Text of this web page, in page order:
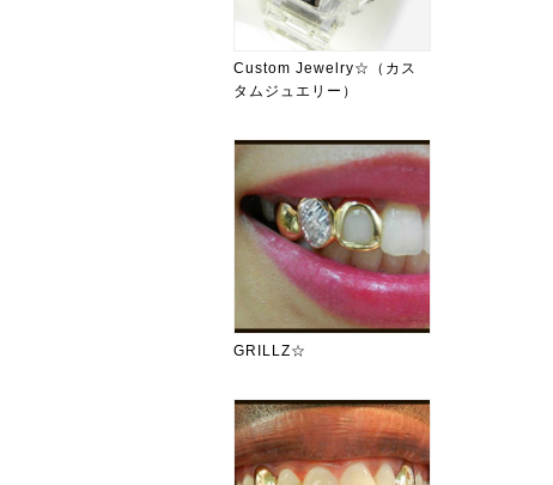
Custom Jewelry☆（カス
タムジュエリー）
GRILLZ☆